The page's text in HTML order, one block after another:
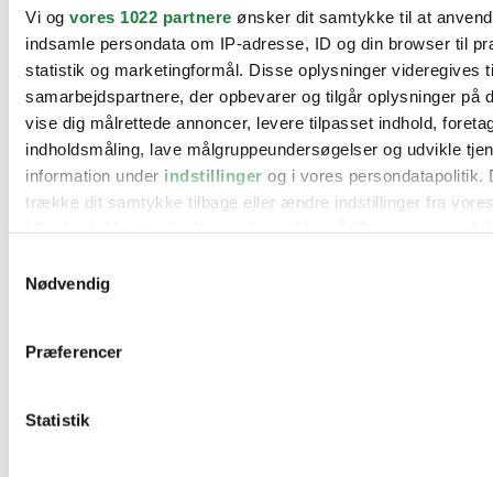
Vi og vores 1022 partnere ønsker dit samtykke til at
indsamle persondata om IP-adresse, ID og din browser til
statistik og marketingformål. Disse oplysninger videregives
samarbejdspartnere, der opbevarer og tilgår oplysninger på
vise dig målrettede annoncer, levere tilpasset indhold,
indholdsmåling, lave målgruppeundersøgelser og udvikle
information under indstillinger og i vores persondatapolitik.
trække dit samtykke tilbage eller ændre indstillinger fra
Hvis du tillader det, vil vi også gerne:
Identificere din enhed baseret på en scanning af
Dine valg anvendes på hele websitet.
Nødvendig
Præferencer
Statistik
Citroën
Cupra
Dacia
Fiat
Ford
Hyundai
Kia
Mercedes
MG
Mini
Opel
Renault
Seat
Tesla
Værksteder